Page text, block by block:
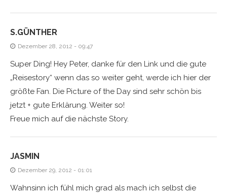
S.GÜNTHER
Dezember 28, 2012 - 09:47
Super Ding! Hey Peter, danke für den Link und die gute
„Reisestory“ wenn das so weiter geht, werde ich hier der
größte Fan. Die Picture of the Day sind sehr schön bis
jetzt + gute Erklärung. Weiter so!
Freue mich auf die nächste Story.
JASMIN
Dezember 29, 2012 - 01:01
Wahnsinn ich fühl mich grad als mach ich selbst die